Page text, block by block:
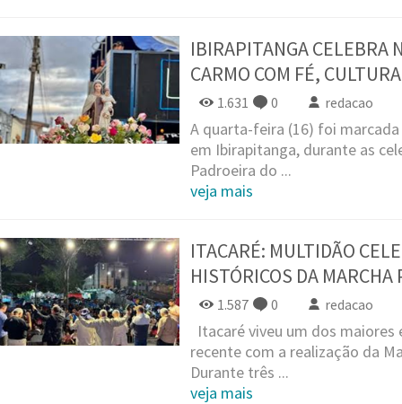
IBIRAPITANGA CELEBRA
CARMO COM FÉ,
1.631 0 redacao
A quarta-feira (16) foi
em Ibirapitanga, durante as
Padroeira do ...
veja mais
ITACARÉ: MULTIDÃO
HISTÓRICOS DA MARCHA
1.587 0 redacao
Itacaré viveu um dos
recente com a realização da
Durante três ...
veja mais